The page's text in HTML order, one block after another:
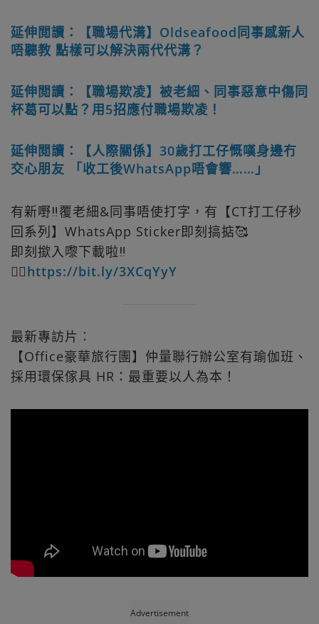
延伸閲讀：【職場代溝】Oldseafood同事感新人
唔聽教 點樣可以解決兩代代溝？
延伸閲讀：【職場欺凌】被老細、同事惡意中傷同
杯葛可以點？用5招應付職場欺凌！
延伸閲讀：【人際關係】30歲打工仔慨嘆身邊冇
交心朋友 「收工後WhatsApp唔會響……」
有新嘢‼️覆老細&同事唔使打字，有【CT打工仔秒
回系列】WhatsApp Sticker即刻搞掂🥰
即刻撳入嚟下載啦‼️
👉🏻https://bit.ly/3XCqYyY
最新專訪片︰
【Office豪華旅行團】仲量聯行辦公室有瑜伽班、
採用環保傢具 HR：最重要以人為本！
Advertisement